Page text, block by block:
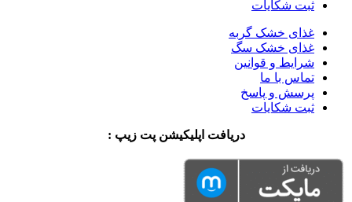
ثبت شکایات
غذای خشک گربه
غذای خشک سگ
شرایط و قوانین
تماس با ما
پرسش و پاسخ
ثبت شکایات
دریافت اپلیکیشن پت زیپ :